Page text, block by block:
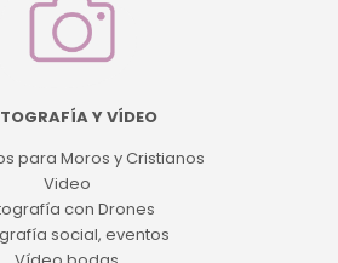
Y VÍDEO
para Moros y Cristianos
Video
con Drones
social, eventos